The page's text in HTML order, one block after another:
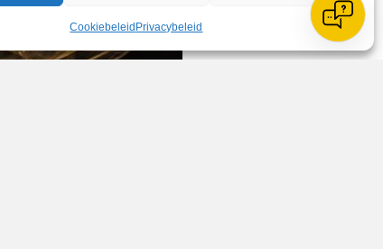
Cookiebeleid Privacybeleid